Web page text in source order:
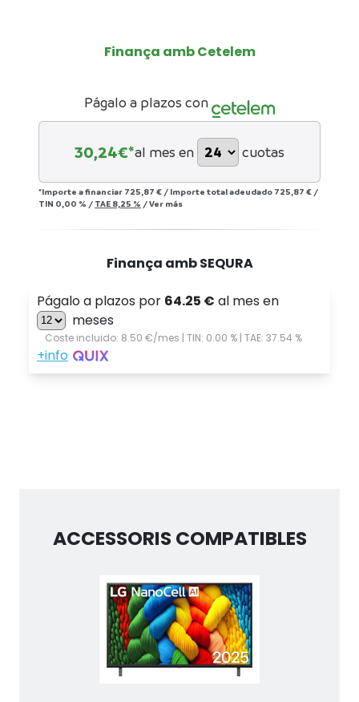
Finança amb Cetelem
Págalo a plazos con
30,24€*al mes en cuotas
*Importe a financiar 725,87 € / Importe total adeudado 725,87 € /
TIN 0,00 % / TAE 8,25 % /Ver más
Finança amb SEQURA
ACCESSORIS COMPATIBLES